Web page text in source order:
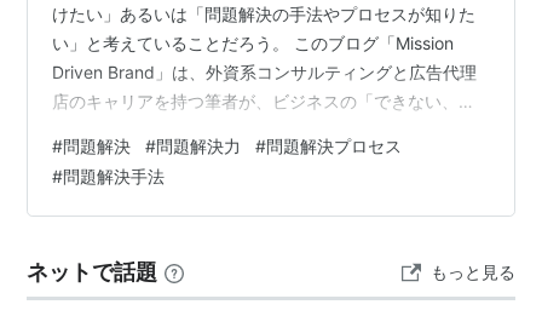
けたい」あるいは「問題解決の手法やプロセスが知りた
い」と考えていることだろう。 このブログ「Mission
Driven Brand」は、外資系コンサルティングと広告代理
店のキャリアを持つ筆者が、ビジネスの「できない、わ
決の本」が溢れ、その多くは第一線のコンサルタントが
執筆している。それ自体は素晴らしいことだが、その副
作用として問題解決能力はコンサルタントや経営企画部
ている人も多い。 しかし問題解決能力は「頭の使い方」
の問題であり「地頭の良し悪…
#問題解決 #問題解決力 #問題解決プロセス
#問題解決手法
ネットで話題 もっと見る